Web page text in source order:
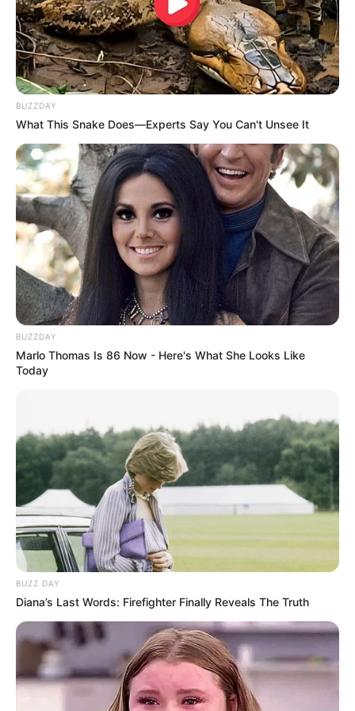
Fonte:Loops and Love Crochet
Fonte:Pinterest
BUZZDAY
What This Snake Does—Experts Say You Can't Unsee It
BUZZDAY
Marlo Thomas Is 86 Now - Here's What She Looks Like
Today
BUZZ DAY
Diana’s Last Words: Firefighter Finally Reveals The Truth